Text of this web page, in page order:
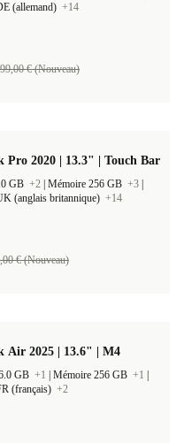
(allemand) +14
€ (Nouveau)
Pro 2020 | 13.3" | Touch Bar
GB +2 Mémoire 256 GB +3
(anglais britannique) +14
€ (Nouveau)
Air 2025 | 13.6" | M4
GB +1 Mémoire 256 GB +1
(français) +2